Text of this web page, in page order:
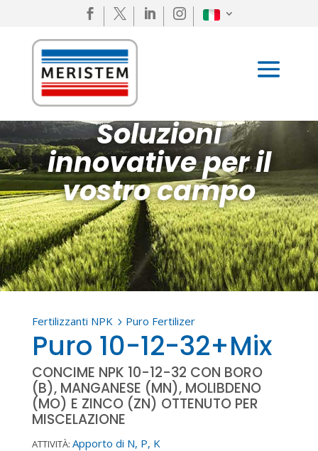
   
Soluzioni
innovative per il
vostro campo
Fertilizzanti NPK5 Puro Fertilizer
Puro 10-12-32+Mix
CONCIME NPK 10-12-32 CON BORO
(B), MANGANESE (MN), MOLIBDENO
(MO) E ZINCO (ZN) OTTENUTO PER
MISCELAZIONE
ATTIVITÀ: Apporto di N, P, K